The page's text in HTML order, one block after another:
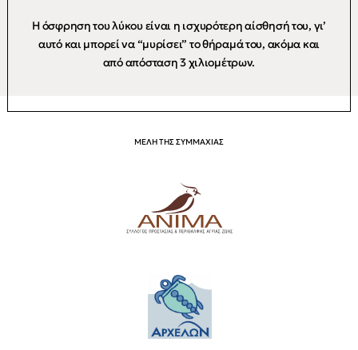
Η όσφρηση του λύκου είναι η ισχυρότερη αίσθησή του, γι’
αυτό και μπορεί να “μυρίσει” το θήραμά του, ακόμα και
από απόσταση 3 χιλιομέτρων.
ΜΕΛΗ ΤΗΣ ΣΥΜΜΑΧΙΑΣ